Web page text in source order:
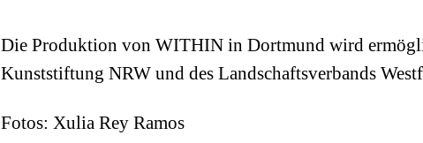
Die Produktion von WITHIN in Dortmund wird
Kunststiftung NRW und des Landschaftsverbands
Fotos: Xulia Rey Ramos